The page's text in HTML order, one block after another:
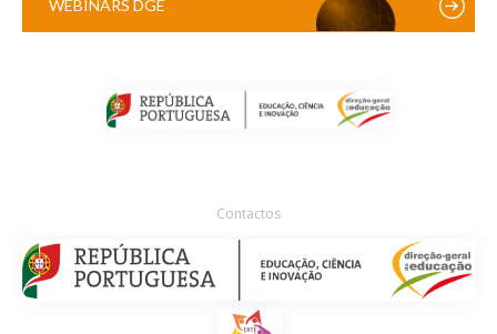
WEBINARS DGE
Contactos